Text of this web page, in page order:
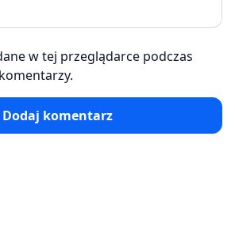
w tej przeglądarce podczas
Dodaj komentarz